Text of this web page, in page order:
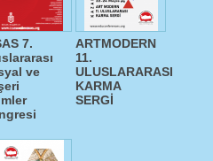
7.
ve
ARTMODERN
11.
ULUSLARARASI
KARMA
SERGİ